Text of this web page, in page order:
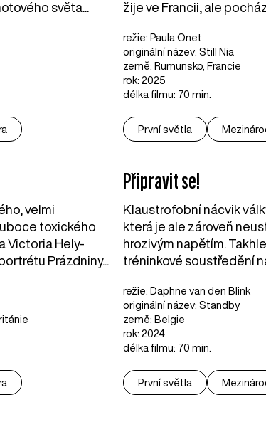
světa...
žije ve Francii, ale
režie: Paula Onet
originální název: Still Nia
země: Rumunsko, Francie
rok: 2025
délka filmu: 70 min.
První světla
velmi
toxického
Victoria Hely-
Prázdniny...
Připravit se!
Klaustrofobní nácvik
která je ale zároveň
hrozivým napětím.
tréninkové soustředění
režie: Daphne van den Blink
originální název: Standby
země: Belgie
rok: 2024
délka filmu: 70 min.
První světla